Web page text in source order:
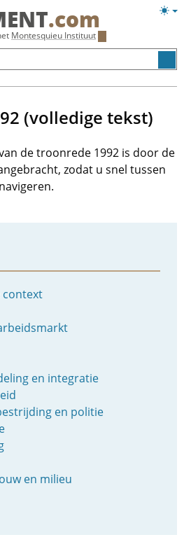
.com
Montesquieu Instituut
(volledige tekst)
de troonrede 1992 is door de
zodat u snel tussen
en integratie
en politie
en milieu